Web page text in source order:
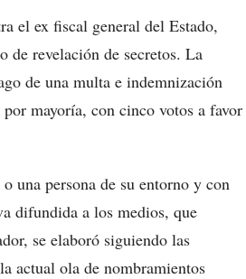
el ex fiscal general del Estado,
de revelación de secretos. La
de una multa e indemnización
mayoría, con cinco votos a favor
una persona de su entorno y con
difundida a los medios, que
se elaboró siguiendo las
actual ola de nombramientos